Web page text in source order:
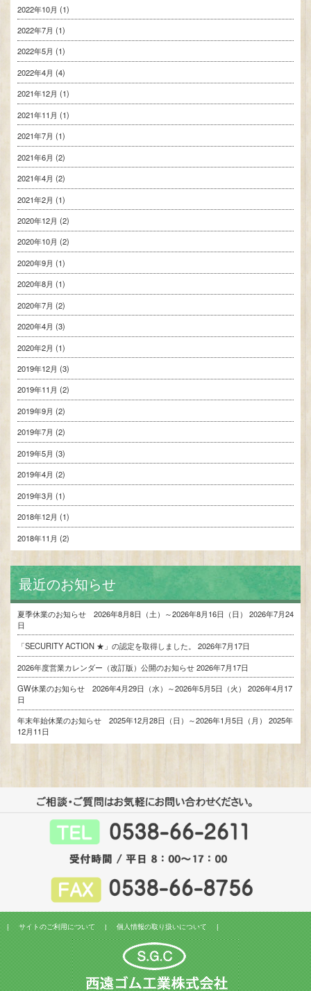
2022年10月 (1)
2022年7月 (1)
2022年5月 (1)
2022年4月 (4)
2021年12月 (1)
2021年11月 (1)
2021年7月 (1)
2021年6月 (2)
2021年4月 (2)
2021年2月 (1)
2020年12月 (2)
2020年10月 (2)
2020年9月 (1)
2020年8月 (1)
2020年7月 (2)
2020年4月 (3)
2020年2月 (1)
2019年12月 (3)
2019年11月 (2)
2019年9月 (2)
2019年7月 (2)
2019年5月 (3)
2019年4月 (2)
2019年3月 (1)
2018年12月 (1)
2018年11月 (2)
最近のお知らせ
夏季休業のお知らせ 2026年8月8日（土）～2026年8月16日（日）
2026年7月24
日
「SECURITY ACTION ★」の認定を取得しました。
2026年7月17日
2026年度営業カレンダー（改訂版）公開のお知らせ2026年7月17日
GW休業のお知らせ 2026年4月29日（水）～2026年5月5日（火）
2026年4月17
日
年末年始休業のお知らせ 2025年12月28日（日）～2026年1月5日（月）
2025年
12月11日
| サイトのご利用について | 個人情報の取り扱いについて |